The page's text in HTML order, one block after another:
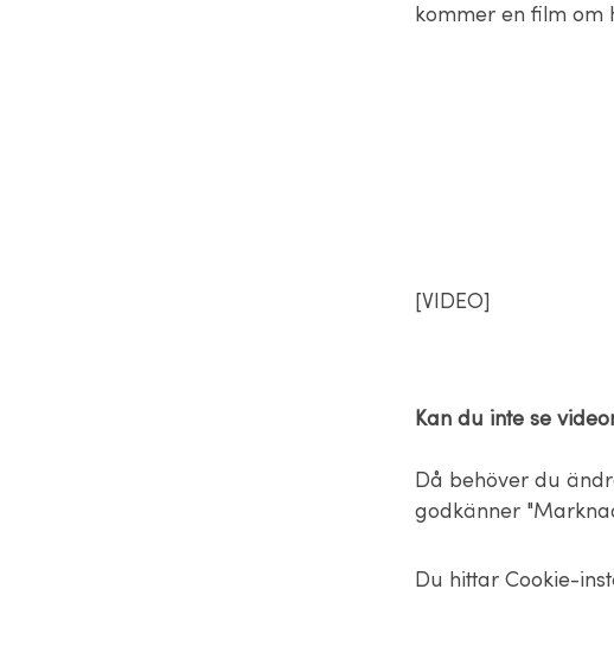
kommer en film om
[VIDEO]
Kan du inte se
Då behöver du
godkänner
Du hittar Cookie-